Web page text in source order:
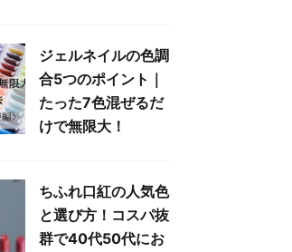
ジェルネイルの色調
合5つのポイント｜
たった7色混ぜるだ
けで無限大！
ちふれ口紅の人気色
と選び方！コスパ抜
群で40代50代にお